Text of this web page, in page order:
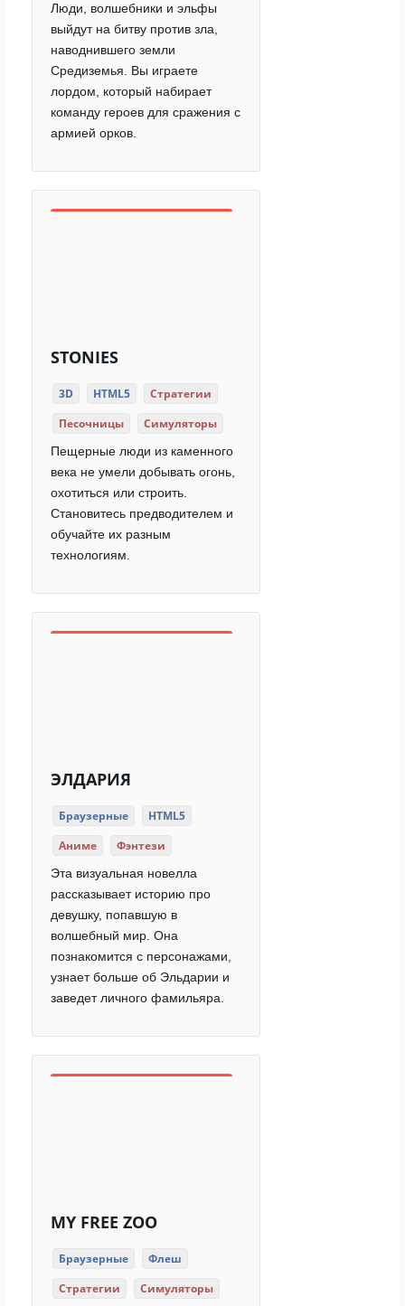
Люди, волшебники и эльфы
выйдут на битву против зла,
наводнившего земли
Средиземья. Вы играете
лордом, который набирает
команду героев для сражения с
армией орков.
STONIES
3D HTML5
Стратегии
Песочницы
Симуляторы
Пещерные люди из каменного
века не умели добывать огонь,
охотиться или строить.
Становитесь предводителем и
обучайте их разным
технологиям.
ЭЛДАРИЯ
Браузерные
HTML5
Аниме
Фэнтези
Эта визуальная новелла
рассказывает историю про
девушку, попавшую в
волшебный мир. Она
познакомится с персонажами,
узнает больше об Эльдарии и
заведет личного фамильяра.
MY FREE ZOO
Браузерные
Флеш
Стратегии
Симуляторы